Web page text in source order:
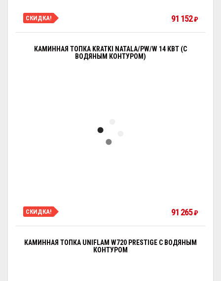
СКИДКА! 91 152₽
КАМИННАЯ ТОПКА KRATKI NATALA/PW/W 14 КВТ (С
ВОДЯНЫМ КОНТУРОМ)
СКИДКА! 91 265₽
КАМИННАЯ ТОПКА UNIFLAM W720 PRESTIGE С ВОДЯНЫМ
КОНТУРОМ